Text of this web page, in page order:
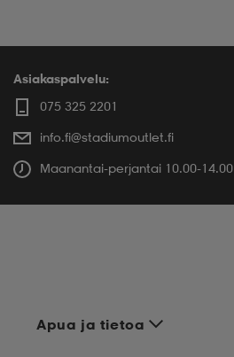
Asiakaspalvelu:
075 325 2201
info.fi@stadiumoutlet.fi
Maanantai-perjantai 10.00-14.00
Apua ja tietoa